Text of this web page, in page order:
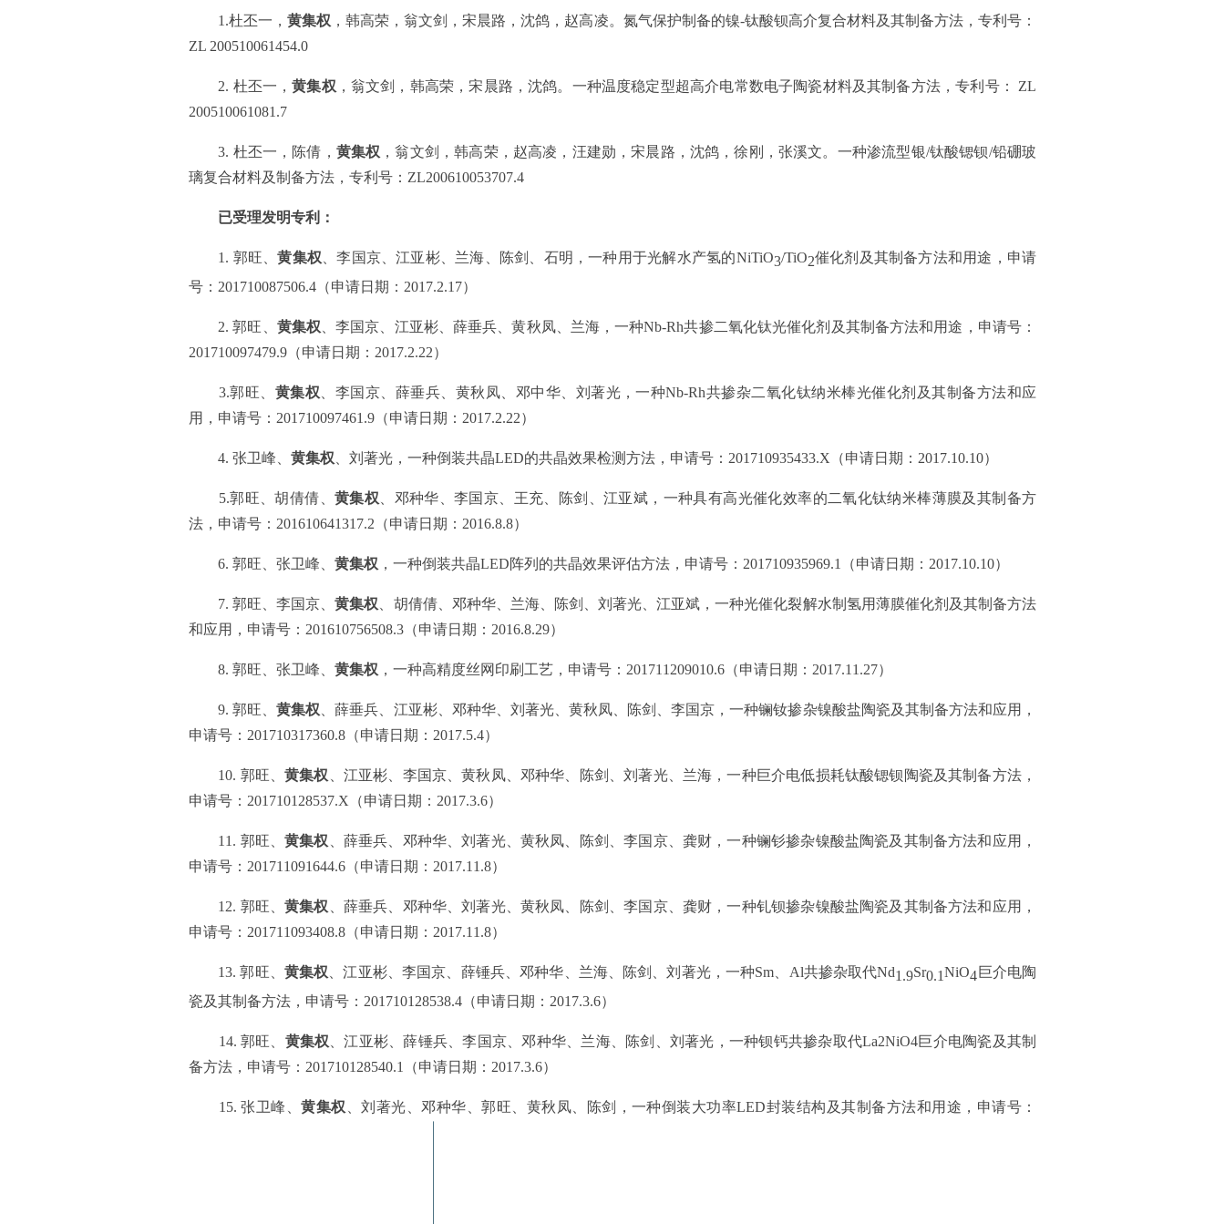
1.杜丕一，黄集权 ，韩高荣，翁文剑，宋晨路，沈鸽，赵高凌。氮气保护制备的镍-钛酸钡高介复合材料及其制备方法，专利号：
ZL 200510061454.0
2. 杜丕一，黄集权 ，翁文剑，韩高荣，宋晨路，沈鸽。一种温度稳定型超高介电常数电子陶瓷材料及其制备方法，专利号：
ZL
200510061081.7
3. 杜丕一，陈倩， 黄集权 ，翁文剑，韩高荣，赵高凌，汪建勋，宋晨路，沈鸽，徐刚，张溪文。一种渗流型银/钛酸锶钡/铅硼玻
璃复合材料及制备方法，专利号： ZL200610053707.4
已受理发明专利：
1. 郭旺、黄集权 、李国京、江亚彬、兰海、陈剑、石明，一种用于光解水产氢的NiTiO3/TiO2催化剂及其制备方法和用途，申请
号： 201710087506.4 （申请日期： 2017.2.17）
2.郭旺、 黄集权 、李国京、江亚彬、薛垂兵、黄秋凤、兰海，一种Nb-Rh共掺二氧化钛光催化剂及其制备方法和用途，申请号：
201710097479.9 （申请日期： 2017.2.22）
3.郭旺、 黄集权 、李国京、薛垂兵、黄秋凤、邓中华、刘著光，一种Nb-Rh共掺杂二氧化钛纳米棒光催化剂及其制备方法和应
用，申请号： 201710097461.9 （申请日期： 2017.2.22）
4. 张卫峰、 黄集权 、刘著光，一种倒装共晶LED的共晶效果检测方法，申请号： 201710935433.X （申请日期： 2017.10.10）
5.郭旺、胡倩倩、 黄集权 、邓种华、李国京、王充、陈剑、江亚斌，一种具有高光催化效率的二氧化钛纳米棒薄膜及其制备方
法，申请号： 201610641317.2 （申请日期： 2016.8.8）
6. 郭旺、张卫峰、 黄集权 ，一种倒装共晶LED阵列的共晶效果评估方法，申请号： 201710935969.1 （申请日期： 2017.10.10）
7.郭旺、李国京、黄集权 、胡倩倩、邓种华、兰海、陈剑、刘著光、江亚斌，一种光催化裂解水制氢用薄膜催化剂及其制备方法
和应用，申请号： 201610756508.3 （申请日期： 2016.8.29）
8. 郭旺、张卫峰、 黄集权 ，一种高精度丝网印刷工艺，申请号： 201711209010.6 （申请日期： 2017.11.27）
9.郭旺、黄集权 、薛垂兵、江亚彬、邓种华、刘著光、黄秋凤、陈剑、李国京，一种镧钕掺杂镍酸盐陶瓷及其制备方法和应用，
申请号： 201710317360.8 （申请日期： 2017.5.4）
10. 郭旺、黄集权 、江亚彬、李国京、黄秋凤、邓种华、陈剑、刘著光、兰海，一种巨介电低损耗钛酸锶钡陶瓷及其制备方法，
申请号： 201710128537.X （申请日期： 2017.3.6）
11. 郭旺、黄集权 、薛垂兵、邓种华、刘著光、黄秋凤、陈剑、李国京、龚财，一种镧钐掺杂镍酸盐陶瓷及其制备方法和应用，
申请号： 201711091644.6 （申请日期： 2017.11.8）
12. 郭旺、黄集权 、薛垂兵、邓种华、刘著光、黄秋凤、陈剑、李国京、龚财，一种钆钡掺杂镍酸盐陶瓷及其制备方法和应用，
申请号： 201711093408.8 （申请日期： 2017.11.8）
13.郭旺、 黄集权 、江亚彬、李国京、薛锤兵、邓种华、兰海、陈剑、刘著光，一种Sm Al共掺杂取代Nd1.9Sr0.1NiO4巨介电陶
瓷及其制备方法，申请号： 201710128538.4 （申请日期： 2017.3.6）
14. 郭旺、 黄集权 、江亚彬、薛锤兵、李国京、邓种华、兰海、陈剑、刘著光，一种钡钙共掺杂取代La2NiO4巨介电陶瓷及其制
备方法，申请号： 201710128540.1 （申请日期： 2017.3.6）
15.张卫峰、黄集权 、刘著光、邓种华、郭旺、黄秋凤、陈剑，一种倒装大功率LED封装结构及其制备方法和用途，申请号：